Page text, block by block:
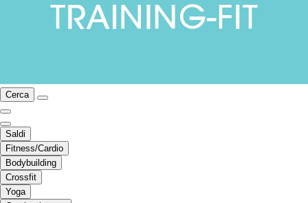
Cerca
Saldi
Fitness/Cardio
Bodybuilding
Crossfit
Yoga